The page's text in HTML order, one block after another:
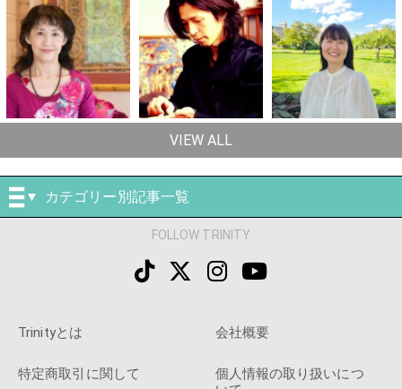
VIEW ALL
カテゴリー別記事一覧
FOLLOW TRINITY
Trinityとは 会社概要
特定商取引に関して
個人情報の取り扱いにつ